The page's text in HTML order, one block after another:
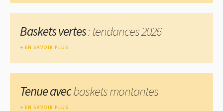
Baskets vertes: tendances 2026
EN SAVOIR PLUS
Tenue avecbaskets montantes
EN SAVOIR PLUS